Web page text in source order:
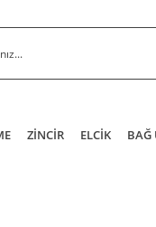
ZİNCİR ELCİK BAĞ